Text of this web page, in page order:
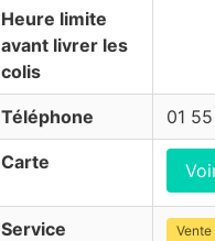
Heure limite
avant livrer les
colis
Téléphone 01
Carte
Service